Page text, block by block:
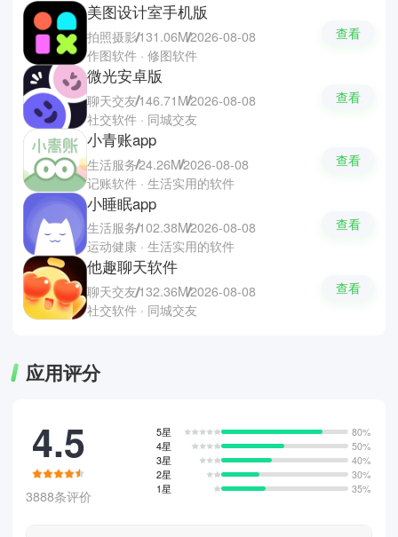
美图设计室手机版
拍照摄影131.06M2026-08-08
作图软件 · 修图软件
查看
微光安卓版
聊天交友146.71M2026-08-08
社交软件 · 同城交友
查看
小青账app
生活服务24.26M2026-08-08
记账软件 · 生活实用的软件
查看
小睡眠app
生活服务102.38M2026-08-08
运动健康 · 生活实用的软件
查看
他趣聊天软件
聊天交友132.36M2026-08-08
社交软件 · 同城交友
查看
应用评分
4.5
3888条评价
5星
80%
4星
50%
3星
40%
2星
30%
1星
35%